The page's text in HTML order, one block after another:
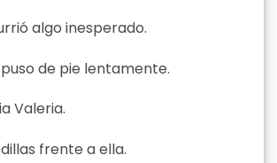
algo inesperado.
de pie lentamente.
Valeria.
frente a ella.